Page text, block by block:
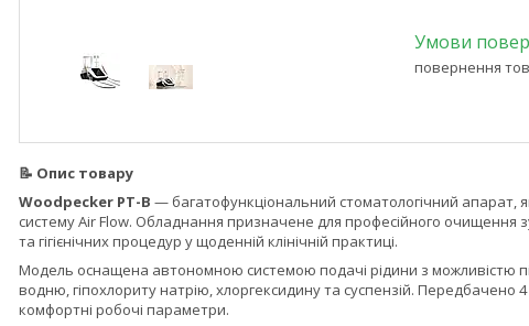
повернення
📝 Опис товару
Woodpecker PT-B — багатофункціональний стоматологічний апарат,
систему Air Flow. Обладнання призначене для професійного
та гігієнічних процедур у щоденній клінічній практиці.
Модель оснащена автономною системою подачі рідини з можливістю
водню, гіпохлориту натрію, хлоргексидину та суспензій. Передбачено
комфортні робочі параметри.